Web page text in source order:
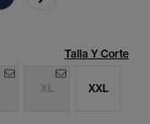
Talla Y Corte
XL XXL